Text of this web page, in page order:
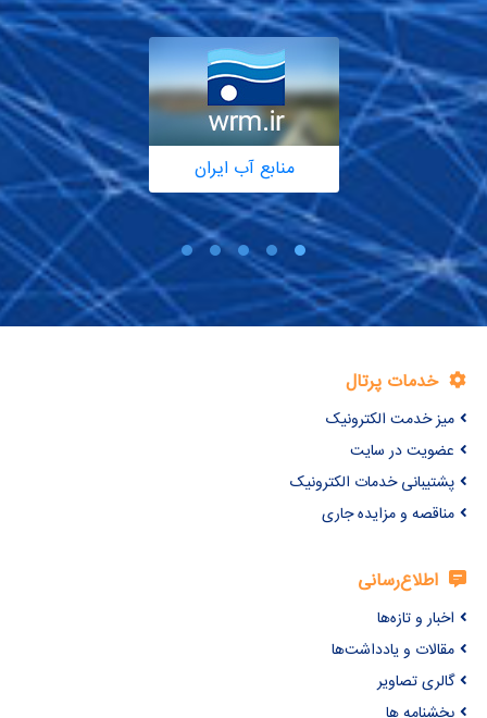
منابع آب ایران
خدمات پرتال
میز خدمت الکترونیک
عضویت در سایت
پشتیبانی خدمات الکترونیک
مناقصه و مزایده جاری
اطلاع‌رسانی
اخبار و تازه‌ها
مقالات و یادداشت‌ها
گالری تصاویر